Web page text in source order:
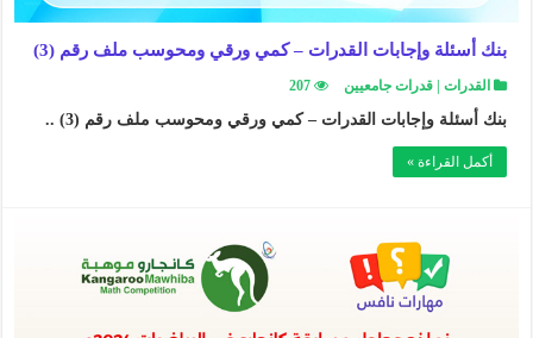
بنك أسئلة وإجابات القدرات – كمي ورقي ومحوسب ملف رقم (3)
القدرات | قدرات جامعيين 207
بنك أسئلة وإجابات القدرات – كمي ورقي ومحوسب ملف رقم (3) ..
أكمل القراءة »